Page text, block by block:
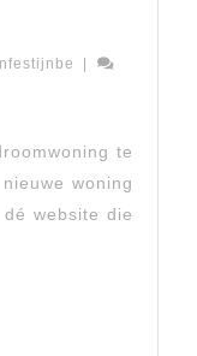
te
woning
website die